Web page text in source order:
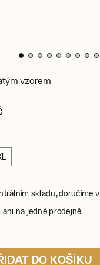
vzorem
skladu, doručíme v
ani na jedné prodejně
DO KOŠÍKU